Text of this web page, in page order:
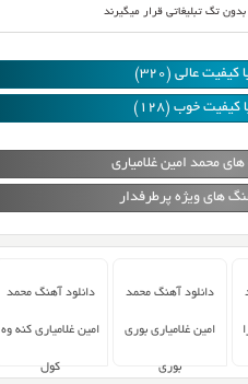
تگ تبلیغاتی قرار میگیرند
عالی (320)
کیفیت خوب (128)
محمد امین غلامیاری
های ویژه پرطرفدار
دانلود آهنگ محمد
امین غلامیاری بوری
بوری
دانلود آهنگ محمد
امین غلامیاری کنه وه
کول